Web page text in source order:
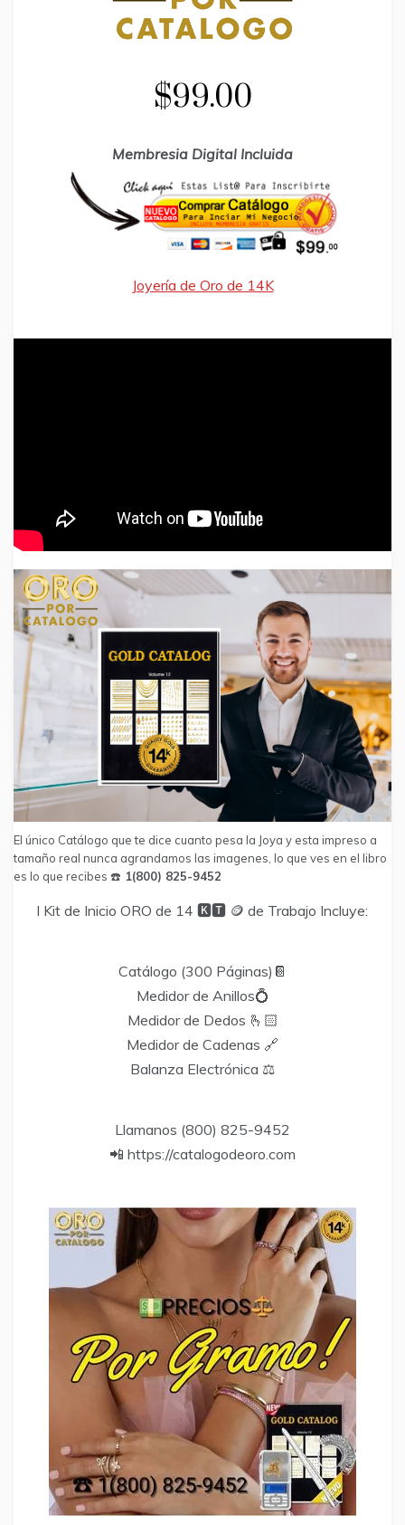
$99.00
Membresia Digital Incluida
Joyería de Oro de 14K
El único Catálogo que te dice cuanto pesa la Joya y esta impreso a
tamaño real nunca agrandamos las imagenes, lo que ves en el libro
es lo que recibes ☎️ 1(800) 825-9452
l Kit de Inicio ORO de 14 🅺🆃 🪙 de Trabajo Incluye:
Catálogo (300 Páginas)📔
Medidor de Anillos💍
Medidor de Dedos 🫰🏻
Medidor de Cadenas 🔗
Balanza Electrónica ⚖️
Llamanos (800) 825-9452
📲 https://catalogodeoro.com